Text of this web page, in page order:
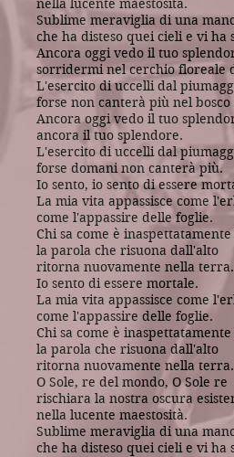
nella lucente maestosità.
Sublime meraviglia di una
che ha disteso quei cieli e vi ha
Ancora oggi vedo il tuo
sorridermi nel cerchio floreale
L'esercito di uccelli dal
forse non canterà più nel bosco
Ancora oggi vedo il tuo
ancora il tuo splendore.
L'esercito di uccelli dal
forse domani non canterà più.
Io sento, io sento di essere
La mia vita appassisce come
come l'appassire delle foglie.
Chi sa come è
la parola che risuona dall'alto
ritorna nuovamente nella terra.
Io sento di essere mortale.
La mia vita appassisce come
come l'appassire delle foglie.
Chi sa come è
la parola che risuona dall'alto
ritorna nuovamente nella terra.
O Sole, re del mondo, O Sole re
rischiara la nostra oscura
nella lucente maestosità.
Sublime meraviglia di una
che ha disteso quei cieli e vi ha